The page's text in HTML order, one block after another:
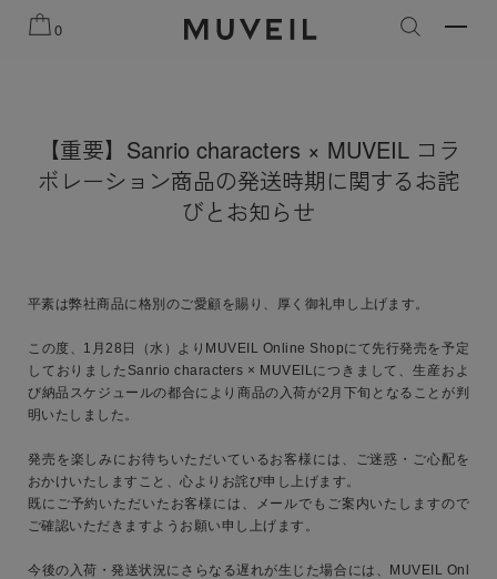
らせ 2026 AUTUMN WINTER COLLECTION 2026
0
【重要】Sanrio characters × MUVEIL コラ
ボレーション商品の発送時期に関するお詫
びとお知らせ
平素は弊社商品に格別のご愛顧を賜り、厚く御礼申し上げます。
この度、1月28日（水）よりMUVEIL Online Shopにて先行発売を予定
しておりましたSanrio characters × MUVEILにつきまして、生産およ
び納品スケジュールの都合により商品の入荷が2月下旬となることが判
明いたしました。
発売を楽しみにお待ちいただいているお客様には、ご迷惑・ご心配を
おかけいたしますこと、心よりお詫び申し上げます。
既にご予約いただいたお客様には、メールでもご案内いたしますので
ご確認いただきますようお願い申し上げます。
今後の入荷・発送状況にさらなる遅れが生じた場合には、MUVEIL Onl